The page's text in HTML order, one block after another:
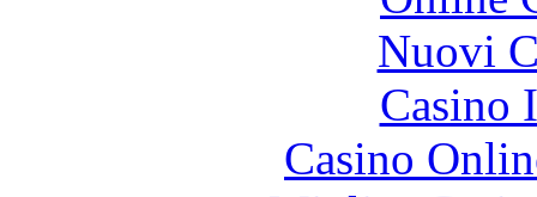
Nuovi
Casino
Casino